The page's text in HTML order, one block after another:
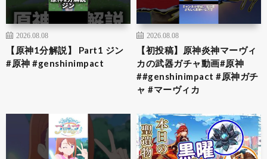
2026.08.08
【原神1分解説】 Part1 ジン
#原神 #genshinimpact
2026.08.08
【初投稿】原神炎神マーヴィ
カの武器ガチャ動画#原神
##genshinimpact #原神ガチ
ャ #マーヴィカ